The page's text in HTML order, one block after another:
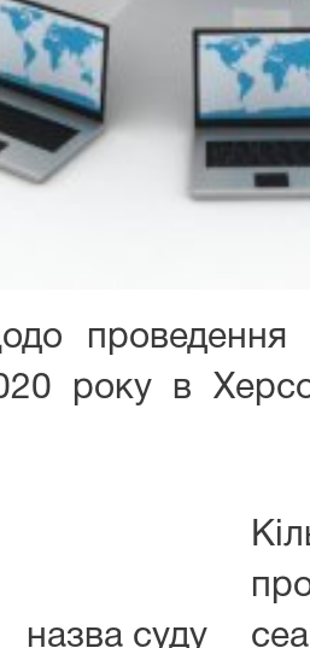
проведення
року в
назва суду